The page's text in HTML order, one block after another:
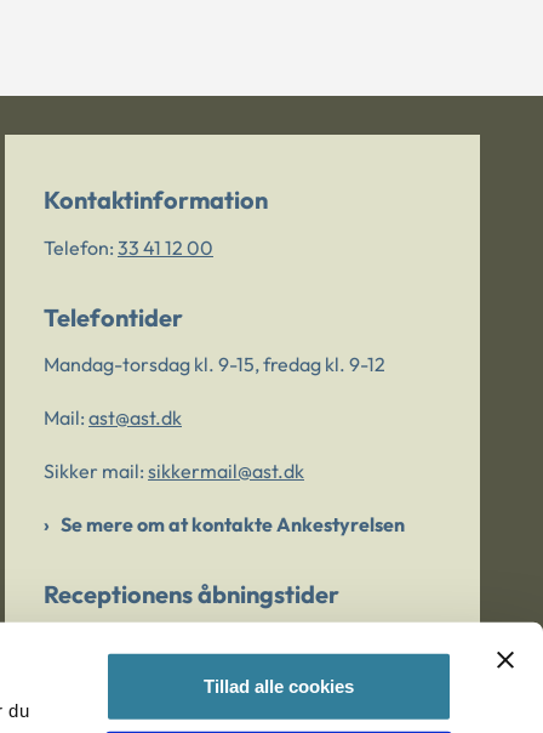
du
Tillad alle cookies
Kontaktinformation
Telefon: 33 41 12 00
Telefontider
Mandag-torsdag kl. 9-15, fredag kl. 9-12
Mail: ast@ast.dk
Sikker mail: sikkermail@ast.dk
Se mere om at kontakte Ankestyrelsen
Receptionens åbningstider